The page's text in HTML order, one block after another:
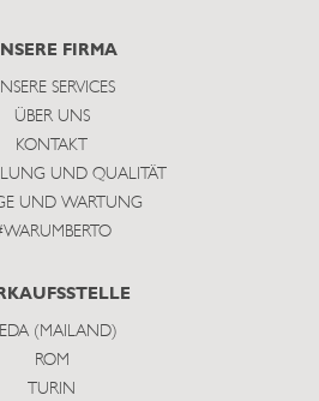
FIRMA
SERVICES
ÜBER UNS
KONTAKT
UND QUALITÄT
UND WARTUNG
(MAILAND)
ROM
TURIN